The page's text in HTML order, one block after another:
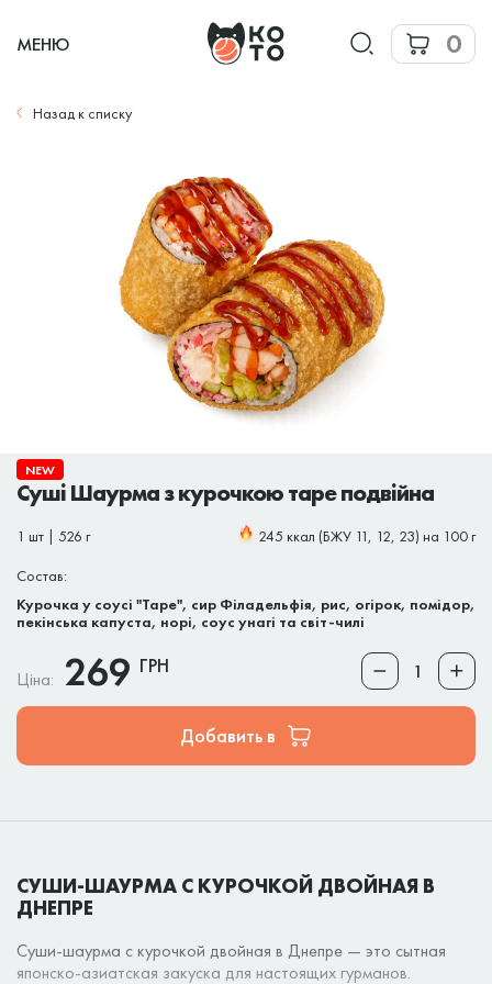
МЕНЮ 0
Назад к списку
NEW
Суші Шаурма з курочкою таре подвійна
1 шт | 526 г 245 ккал (БЖУ 11, 12, 23) на 100 г
Состав:
Курочка у соусі "Таре", сир Філадельфія, рис, огірок, помідор,
пекінська капуста, норі, соус унагі та світ-чилі
Ціна: 269 ГРН
Добавить в
СУШИ‑ШАУРМА С КУРОЧКОЙ ДВОЙНАЯ В
ДНЕПРЕ
Суши‑шаурма с курочкой двойная в Днепре — это сытная
японско-азиатская закуска для настоящих гурманов.